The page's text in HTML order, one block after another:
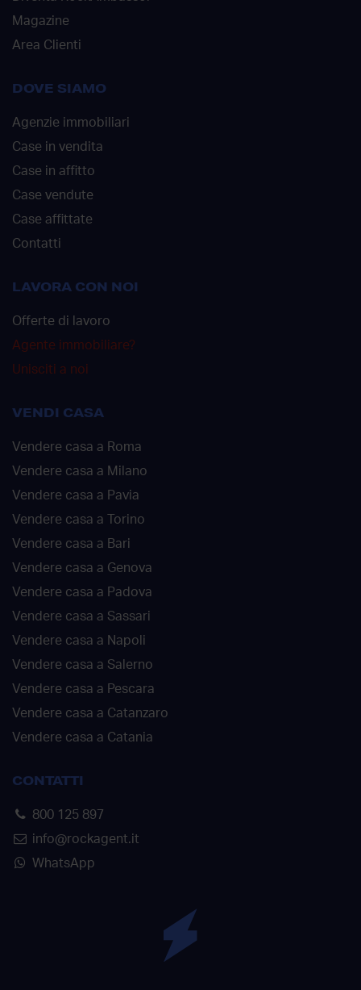
Magazine
Area Clienti
DOVE SIAMO
Agenzie immobiliari
Case in vendita
Case in affitto
Case vendute
Case affittate
Contatti
LAVORA CON NOI
Offerte di lavoro
Agente immobiliare?
Unisciti a noi
VENDI CASA
Vendere casa a Roma
Vendere casa a Milano
Vendere casa a Pavia
Vendere casa a Torino
Vendere casa a Bari
Vendere casa a Genova
Vendere casa a Padova
Vendere casa a Sassari
Vendere casa a Napoli
Vendere casa a Salerno
Vendere casa a Pescara
Vendere casa a Catanzaro
Vendere casa a Catania
CONTATTI
800 125 897
info@rockagent.it
WhatsApp